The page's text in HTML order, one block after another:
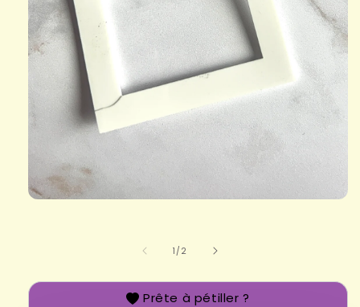
modale
1 /de2
Prête à pétiller ?